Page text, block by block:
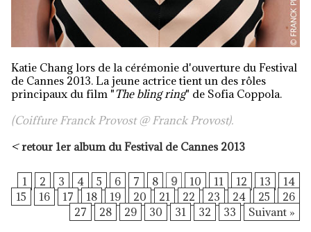
Katie Chang lors de la cérémonie d'ouverture du Festival
de Cannes 2013. La jeune actrice tient un des rôles
principaux du film "The bling ring" de Sofia Coppola.
(Coiffure Franck Provost @ Franck Provost).
<retour 1er album du Festival de Cannes 2013
1 2 3 4 5 6 7 8 9 10 11 12 13
14
15
16 17 18 19 20 21 22 23 24 25
26
27
28 29 30 31 32 33 Suivant »